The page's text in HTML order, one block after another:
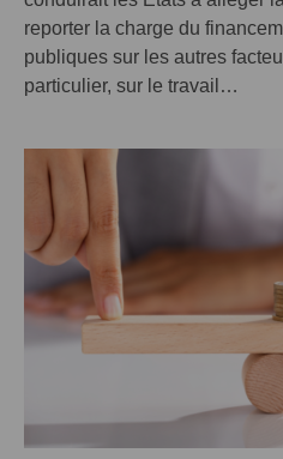
reporter la charge du
publiques sur les autres
particulier, sur le travail…